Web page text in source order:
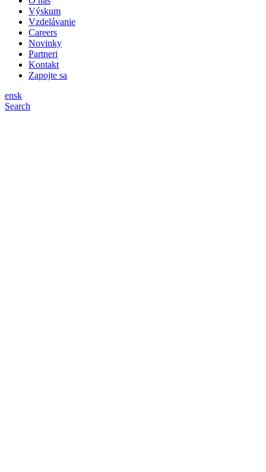
Výskum
Vzdelávanie
Careers
Novinky
Partneri
Kontakt
Zapojte sa
ensk
Search